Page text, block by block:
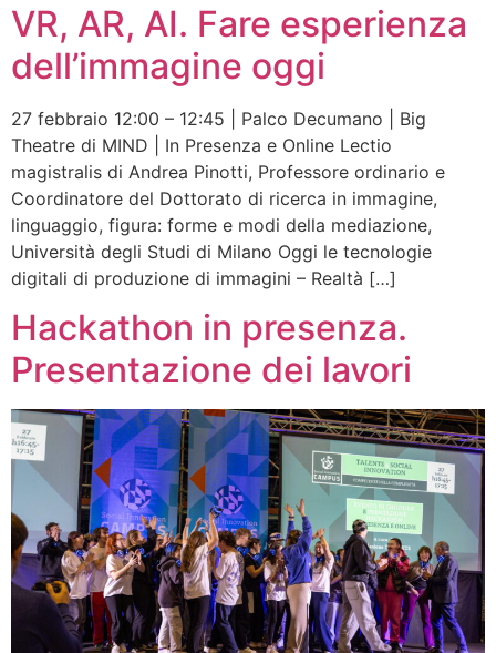
VR, AR, AI. Fare esperienza
dell’immagine oggi
27 febbraio 12:00 – 12:45 | Palco Decumano | Big
Theatre di MIND | In Presenza e Online Lectio
magistralis di Andrea Pinotti, Professore ordinario e
Coordinatore del Dottorato di ricerca in immagine,
linguaggio, figura: forme e modi della mediazione,
Università degli Studi di Milano Oggi le tecnologie
digitali di produzione di immagini – Realtà […]
Hackathon in presenza.
Presentazione dei lavori